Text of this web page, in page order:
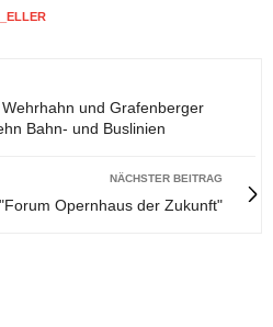
und Grafenberger
Bahn- und Buslinien
NÄCHSTER BEITRAG
Opernhaus der Zukunft"